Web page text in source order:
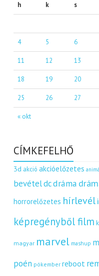
h
k s
« okt
4 5 6
11 12 13
18 19 20
25 26 27
CÍMKEFELHŐ
3d akció akcióelőzetes
bevételdcdráma
horrorelőzetes hírlevél
képregényből film
magyar marvel mashup
poén pókember reboot